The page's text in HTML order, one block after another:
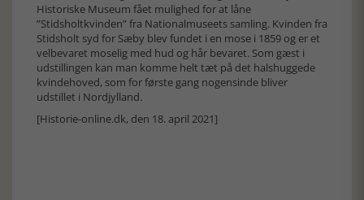
Historiske Museum fået mulighed for at låne
”Stidsholtkvinden” fra Nationalmuseets samling. Kvinden fra
Stidsholt syd for Sæby blev fundet i en mose i 1859 og er et
velbevaret moselig med hud og hår bevaret. Som gæst i
udstillingen kan man komme helt tæt på det halshuggede
kvindehoved, som for første gang nogensinde bliver
udstillet i Nordjylland.
[Historie-online.dk, den 18. april 2021]